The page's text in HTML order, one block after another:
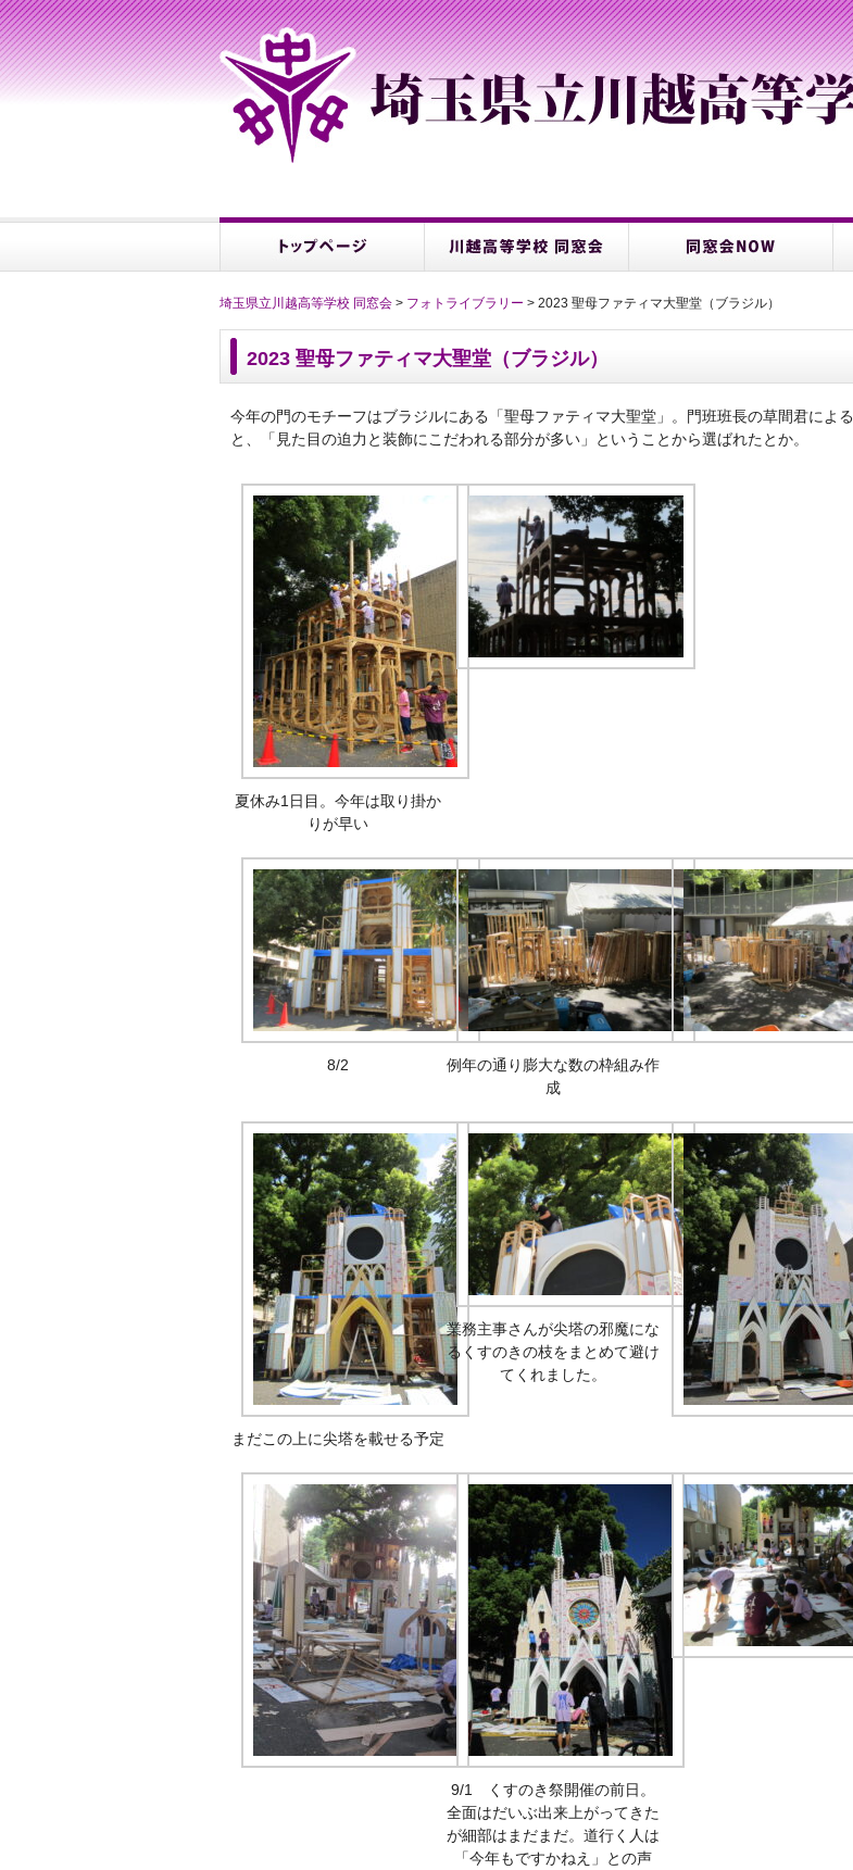
埼玉県立川越高等学校 同窓会 > フォトライブラリー > 2023 聖母ファティマ大聖堂（ブラジル）
2023 聖母ファティマ大聖堂（ブラジル）
今年の門のモチーフはブラジルにある「聖母ファティマ大聖堂」。門班班長の草間君による
と、「見た目の迫力と装飾にこだわれる部分が多い」ということから選ばれたとか。
夏休み1日目。今年は取り掛か
りが早い
8/2
例年の通り膨大な数の枠組み作
成
まだこの上に尖塔を載せる予定
業務主事さんが尖塔の邪魔にな
るくすのきの枝をまとめて避け
てくれました。
9/1 くすのき祭開催の前日。
全面はだいぶ出来上がってきた
が細部はまだまだ。道行く人は
「今年もですかねえ」との声